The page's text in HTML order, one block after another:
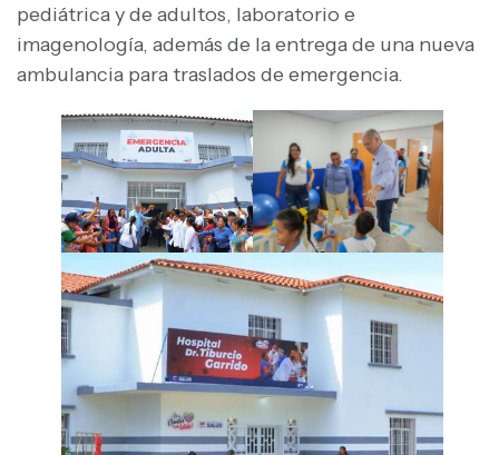
pediátrica y de adultos, laboratorio e
imagenología, además de la entrega de una nueva
ambulancia para traslados de emergencia.